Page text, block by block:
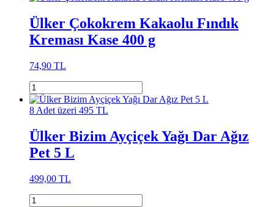
Ülker Çokokrem Kakaolu Fındık
Kreması Kase 400 g
74,90 TL
8 Adet üzeri 495 TL
Ülker Bizim Ayçiçek Yağı Dar Ağız
Pet 5 L
499,00 TL